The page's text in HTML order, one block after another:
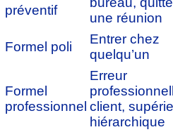
préventif
une réunion
Formel poli
Entrer chez
quelqu’un
Formel
professionnel
Erreur
client,
hiérarchique